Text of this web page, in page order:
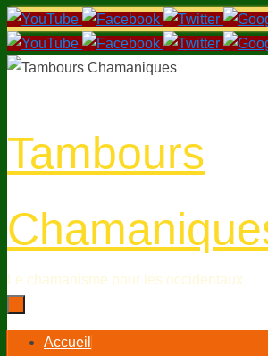
Passer
au
contenu
Tambours
Le chamanisme pour les occidentaux
PasserAccueil